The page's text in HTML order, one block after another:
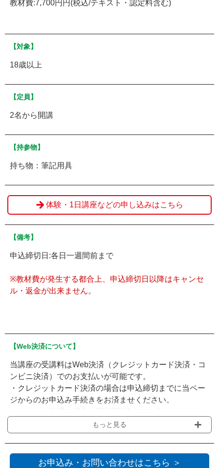
教材費:7,700円円(税込/テキスト・認定料含む)
【対象】
18歳以上
【定員】
2名から開講
【持参物】
持ち物：筆記用具
体験・1日講座などの申し込みはこちら
【備考】
申込締切日:各日一週間前まで
※教材費が発生する都合上、申込締切日以降はキャンセ
ル・返金が出来ません。
【Web決済について】
当講座の受講料はWeb決済（クレジットカード決済・コ
ンビニ決済）でのお支払いが可能です。
・クレジットカード決済の場合は申込締切までに当ペー
ジからのお申込み手続きをお済ませください。
お申込みいただき、申込締切までに選択されたコンビニ
でのお支払いをお願いいたします。
済を利用せず送信』をクリックください。
もっと見る
お申込み・お問い合わせはこちら ＞